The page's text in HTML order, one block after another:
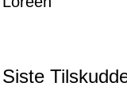
Siste